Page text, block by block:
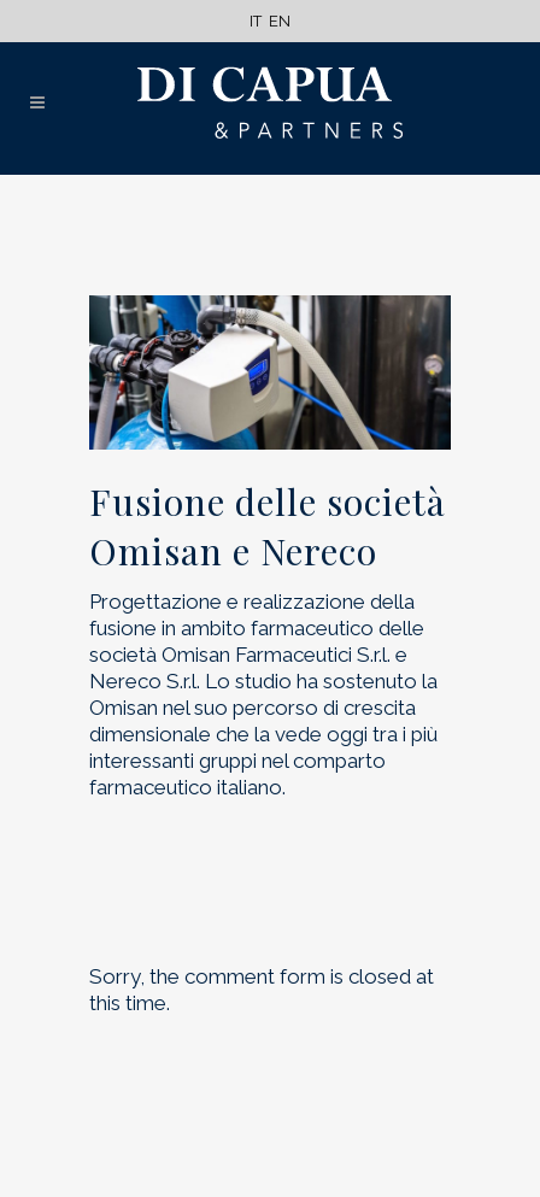
IT EN
Fusione delle società
Omisan e Nereco
Progettazione e realizzazione della
fusione in ambito farmaceutico delle
società Omisan Farmaceutici S.r.l. e
Nereco S.r.l. Lo studio ha sostenuto la
Omisan nel suo percorso di crescita
dimensionale che la vede oggi tra i più
interessanti gruppi nel comparto
farmaceutico italiano.
Sorry, the comment form is closed at
this time.